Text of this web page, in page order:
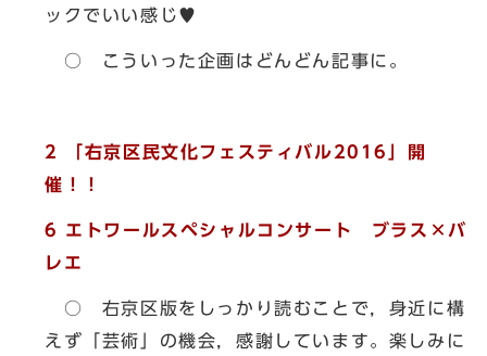
ックでいい感じ♥
○ こういった企画はどんどん記事に。
2 「右京区民文化フェスティバル2016」開
催！！
6 エトワールスペシャルコンサート ブラス×バ
レエ
○ 右京区版をしっかり読むことで，身近に構
えず「芸術」の機会，感謝しています。楽しみに